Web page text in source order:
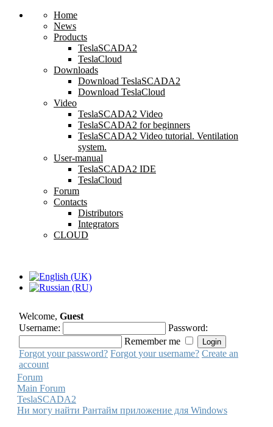
Home
News
Products
TeslaSCADA2
TeslaCloud
Downloads
Download TeslaSCADA2
Download TeslaCloud
Video
TeslaSCADA2 Video
TeslaSCADA2 for beginners
TeslaSCADA2 Video tutorial. Ventilation
system.
User-manual
TeslaSCADA2 IDE
TeslaCloud
Forum
Contacts
Distributors
Integrators
CLOUD
Welcome, Guest
Username:
Password:
Remember me
Forgot your password? Forgot your username? Create an
account
Forum
Main Forum
TeslaSCADA2
Ни могу найти Рантайм приложение для Windows